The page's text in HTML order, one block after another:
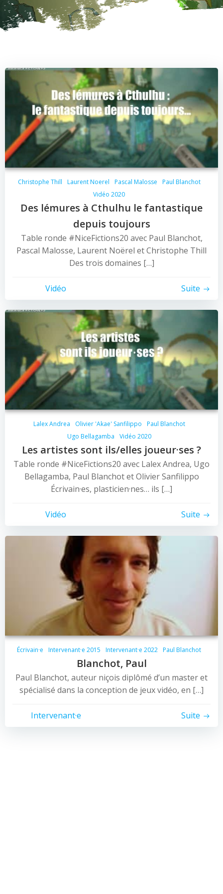
Christophe Thill Laurent Noerel Pascal Malosse
Paul Blanchot
Vidéo 2020
Des lémures à Cthulhu le fantastique
depuis toujours
Table ronde #NiceFictions20 avec Paul Blanchot,
Pascal Malosse, Laurent Noërel et Christophe Thill
Des trois domaines […]
Vidéo Suite
Lalex Andrea Olivier 'Akae' Sanfilippo
Paul Blanchot
Ugo Bellagamba
Vidéo 2020
Les artistes sont ils/elles joueur·ses ?
Table ronde #NiceFictions20 avec Lalex Andrea, Ugo
Bellagamba, Paul Blanchot et Olivier Sanfilippo
Écrivain·es, plasticien·nes… ils […]
Vidéo Suite
Écrivain·e Intervenant·e 2015 Intervenant·e 2022 Paul Blanchot
Blanchot, Paul
Paul Blanchot, auteur niçois diplômé d’un master et
spécialisé dans la conception de jeux vidéo, en […]
Intervenant·e Suite